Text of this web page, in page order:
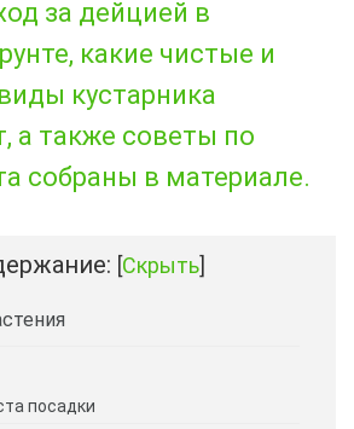
за дейцией в
какие чистые и
кустарника
а также советы по
собраны в материале.
[Скрыть]
посадки